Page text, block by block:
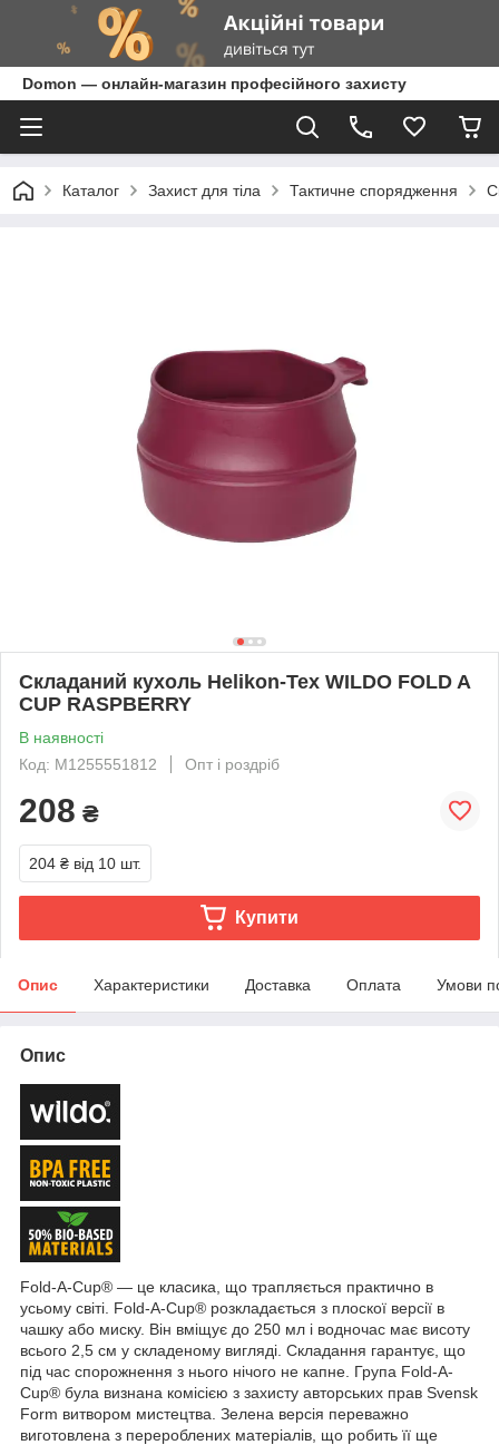
Domon — онлайн-магазин професійного захисту
Каталог Захист для тіла Тактичне спорядження
Складаний кухоль Helikon-Tex WILDO FOLD A
CUP RASPBERRY
В наявності
Код: M1255551812
Опт і роздріб
208 ₴
204 ₴ від 10 шт.
Купити
Опис Характеристики Доставка Оплата Умови
Опис
Fold-A-Cup® — це класика, що трапляється практично в
усьому світі. Fold-A-Cup® розкладається з плоскої версії в
чашку або миску. Він вміщує до 250 мл і водночас має висоту
всього 2,5 см у складеному вигляді. Складання гарантує, що
під час спорожнення з нього нічого не капне. Група Fold-A-
Cup® була визнана комісією з захисту авторських прав Svensk
Form витвором мистецтва. Зелена версія переважно
виготовлена з перероблених матеріалів, що робить її ще